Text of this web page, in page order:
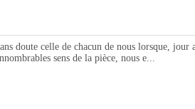
celle de chacun de nous lorsque, jour
sens de la pièce, nous e...